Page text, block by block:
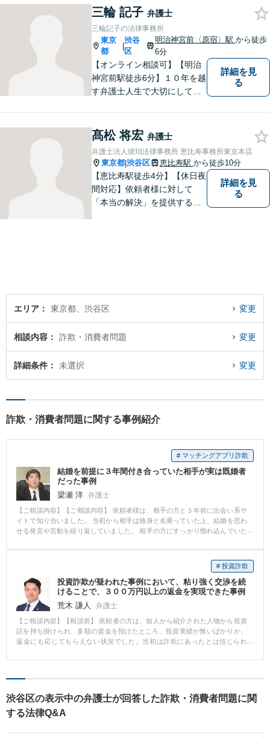
三輪 記子 弁護士
三輪記子の法律事務所
東京
都
|
渋谷
区
明治神宮前〈原宿〉駅 から徒歩
6分
【オンライン相談可】【明治
神宮前駅徒歩6分】１０年を越
す弁護士人生で大切にしてき
ける」という姿勢です。ぜひ
一度、相談にお越しくださ
い。【夜間休日相談可】
詳細を見
る
髙松 将宏 弁護士
弁護士法人琥珀法律事務所 恵比寿事務所東京本店
東京都|渋谷区 恵比寿駅 から徒歩10分
【恵比寿駅徒歩4分】【休日夜
間対応】依頼者様に対して
「本当の解決」を提供するべ
す。
詳細を見
る
エリア 東京都、渋谷区 変更
相談内容 詐欺・消費者問題 変更
詳細条件 未選択 変更
詐欺・消費者問題に関する事例紹介
# マッチングアプリ詐欺
結婚を前提に３年間付き合っていた相手が実は既婚者
だった事例
梁瀬 洋 弁護士
【ご相談内容】【ご相談内容】 依頼者様は、相手の方と３年前に出会い系サ
イトで知り合いました。 当初から相手は独身と名乗っていた上、結婚を思わ
せる発言や言動を繰り返していました。 相手の方にすっかり惚れ込んでいた
ました。しかし、相手が実は既婚者であったことを知り、裏切られたことへ
のショックと悔しさから、どういった請求ができるか、ご相談に来られまし
た。 【弁護士からのコメント】 29歳という適齢期にあった女性が、2年間も
結婚を夢見てその男に拘束されたことは、女心をもてあそぶものであり断じ
て許されるものではありません。よって、その男に対し人格権や貞操権侵害
で損害を被ったとして不法行為に基づく慰謝料請求をするか、婚約ないし結
婚の約束を不当に破棄したものとして債務不履行責任を追及することができ
ると思います。 一方で、本来の結婚詐欺は「結婚を前提に何千万円も彼に貸
したが返してもらえない」といったケースに適用されます。今回の場合はそ
こまでに至らず、刑事上の犯罪成立を認めるのは困難と思われます。したが
# 投資詐欺
投資詐欺が疑われた事例において、粘り強く交渉を続
けることで、３００万円以上の返金を実現できた事例
荒木 謙人
弁護士
【ご相談内容】【相談前】 依頼者の方は、知人から紹介された人物から投資
話を持ち掛けられ、多額の資金を預けたところ、投資実績が無いばかりか、
返金にも応じてもらえない状況でした。当初は詐欺にあったとは信じられ
ましたが、ご家族や友人に弁護士に相談した方が良いと言われたことで、ご
ろ、返金の意思はあるとのことでした。交渉を続けた結果、３００万円ほど
の返金を実現することができました。 【先生のコメント】 依頼者の方は、投
資を持ち掛けられた方を信頼しており、投資がなされていないばかりか、返
の方のお話をじっくりと伺ったうえで、お金を取り戻したいという意思が固
渋谷区の表示中の弁護士が回答した詐欺・消費者問題に関
する法律Q&A